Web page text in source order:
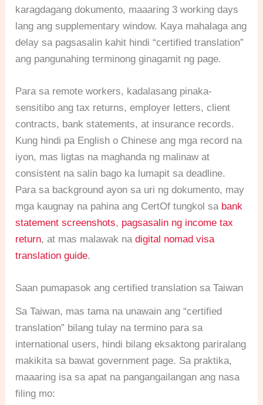
karagdagang dokumento, maaaring 3 working days
lang ang supplementary window. Kaya mahalaga ang
delay sa pagsasalin kahit hindi “certified translation”
ang pangunahing terminong ginagamit ng page.
Para sa remote workers, kadalasang pinaka-
sensitibo ang tax returns, employer letters, client
contracts, bank statements, at insurance records.
Kung hindi pa English o Chinese ang mga record na
iyon, mas ligtas na maghanda ng malinaw at
consistent na salin bago ka lumapit sa deadline.
Para sa background ayon sa uri ng dokumento, may
mga kaugnay na pahina ang CertOf tungkol sa bank
statement screenshots, pagsasalin ng income tax
return, at mas malawak nadigital nomad visa
translation guide.
Saan pumapasok ang certified translation sa Taiwan
Sa Taiwan, mas tama na unawain ang “certified
translation” bilang tulay na termino para sa
international users, hindi bilang eksaktong pariralang
makikita sa bawat government page. Sa praktika,
maaaring isa sa apat na pangangailangan ang nasa
filing mo: